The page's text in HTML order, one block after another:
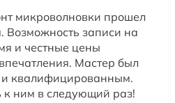
микроволновки прошел
Возможность записи на
и честные цены
Мастер был
квалифицированным.
к ним в следующий раз!